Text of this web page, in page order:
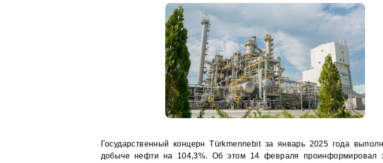
Государственный концерн Türkmennebit за январь 2025 года
добыче нефти на 104,3%. Об этом 14 февраля проинформировал